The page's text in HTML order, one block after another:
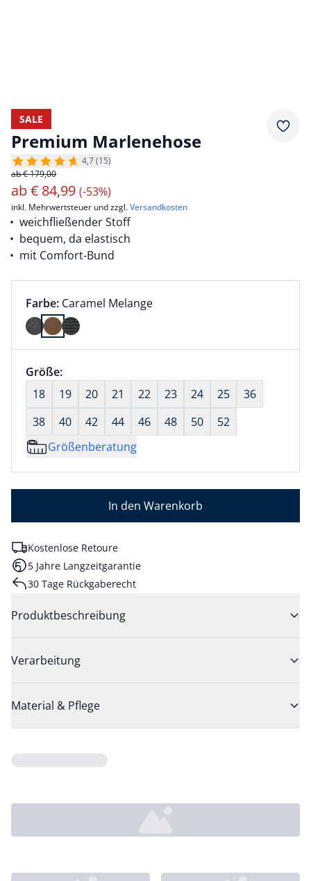
SALE
Premium Marlenehose
4,7 (15)
ab € 179,00
ab€ 84,99 (-53%)
inkl. Mehrwertsteuer und zzgl.Versandkosten
weichfließender Stoff
bequem, da elastisch
mit Comfort-Bund
Farbauswahl:
Farbe: aktuell ausgewählt:
Caramel Melange
Farbe Caramel Melange ausgewählt
Größenauswahl:
Größe:nichts ausgewählt
18
19 20 21 22 23 24 25
36
38
40 42 44 46 48 50
52
Größenberatung
In den Warenkorb
Kostenlose Retoure
5 Jahre Langzeitgarantie
30 Tage Rückgaberecht
Produktbeschreibung
Verarbeitung
Material & Pflege